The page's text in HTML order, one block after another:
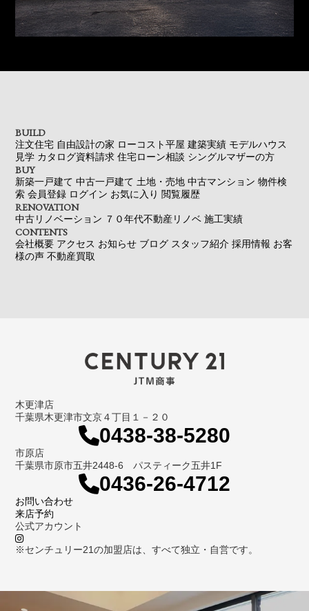
BUILD
注文住宅 自由設計の家 ローコスト平屋 建築実績 モデルハウス
見学 カタログ資料請求 住宅ローン相談 シングルマザーの方
BUY
新築一戸建て 中古一戸建て 土地・売地 中古マンション 物件検
索 会員登録 ログイン お気に入り 閲覧履歴
RENOVATION
中古リノベーション ７０年代不動産リノベ 施工実績
CONTENTS
会社概要 アクセス お知らせ ブログ スタッフ紹介 採用情報 お客
様の声 不動産買取
木更津店
千葉県木更津市文京４丁目１－２０
0438-38-5280
市原店
千葉県市原市五井2448-6 パスティーク五井1F
0436-26-4712
お問い合わせ
来店予約
公式アカウント
※センチュリー21の加盟店は、すべて独立・自営です。